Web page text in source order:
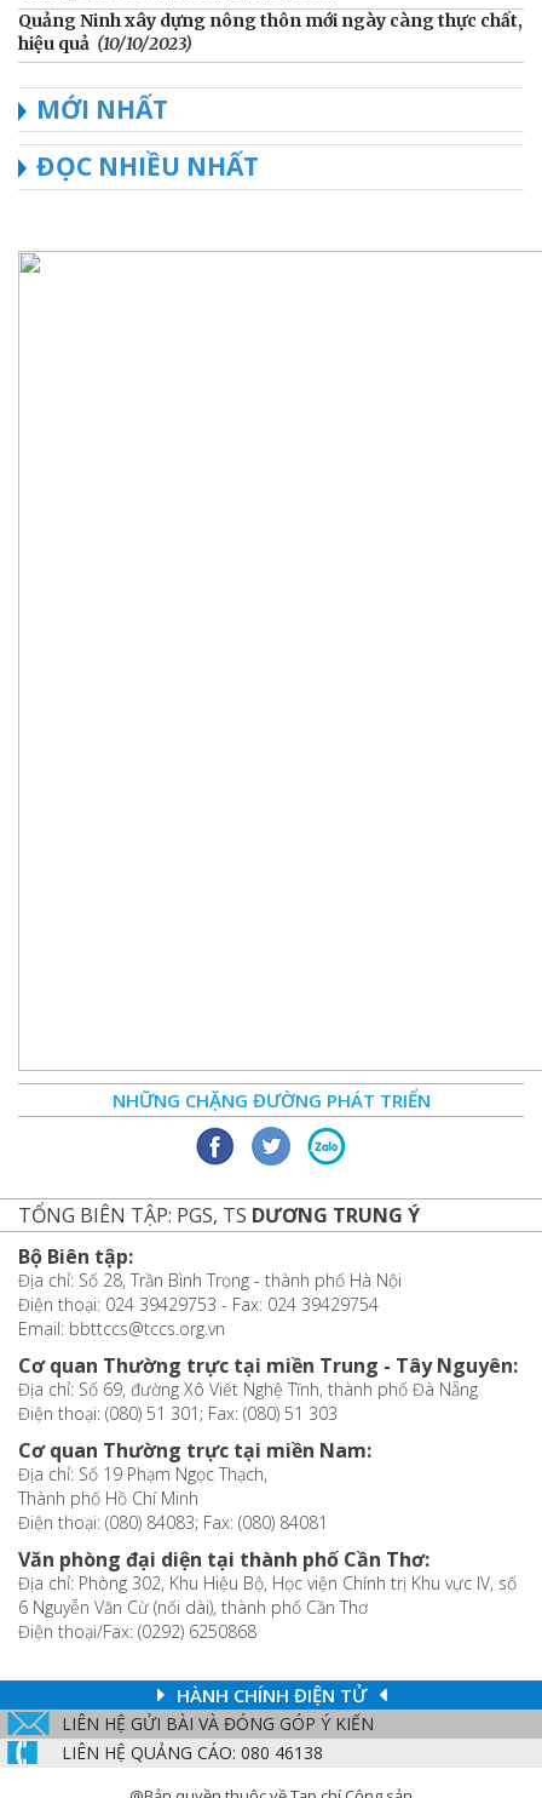
Quảng Ninh xây dựng nông thôn mới ngày càng thực chất,
hiệu quả (10/10/2023)
MỚI NHẤT
ĐỌC NHIỀU NHẤT
NHỮNG CHẶNG ĐƯỜNG PHÁT TRIỂN
TỔNG BIÊN TẬP: PGS, TS DƯƠNG TRUNG Ý
Bộ Biên tập:
Địa chỉ: Số 28, Trần Bình Trọng - thành phố Hà Nội
Điện thoại: 024 39429753 - Fax: 024 39429754
Email: bbttccs@tccs.org.vn
Cơ quan Thường trực tại miền Trung - Tây Nguyên:
Địa chỉ: Số 69, đường Xô Viết Nghệ Tĩnh, thành phố Đà Nẵng
Điện thoại: (080) 51 301; Fax: (080) 51 303
Cơ quan Thường trực tại miền Nam:
Địa chỉ: Số 19 Phạm Ngọc Thạch,
Thành phố Hồ Chí Minh
Điện thoại: (080) 84083; Fax: (080) 84081
Văn phòng đại diện tại thành phố Cần Thơ:
Địa chỉ: Phòng 302, Khu Hiệu Bộ, Học viện Chính trị Khu vực IV, số
6 Nguyễn Văn Cừ (nối dài), thành phố Cần Thơ
Điện thoại/Fax: (0292) 6250868
HÀNH CHÍNH ĐIỆN TỬ
LIÊN HỆ GỬI BÀI VÀ ĐÓNG GÓP Ý KIẾN
LIÊN HỆ QUẢNG CÁO: 080 46138